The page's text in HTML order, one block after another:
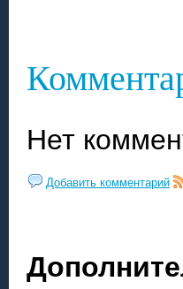
Нет
Добавить комментарий